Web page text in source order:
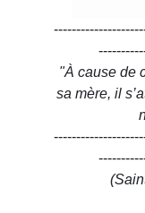
"À cause de
sa mère, il